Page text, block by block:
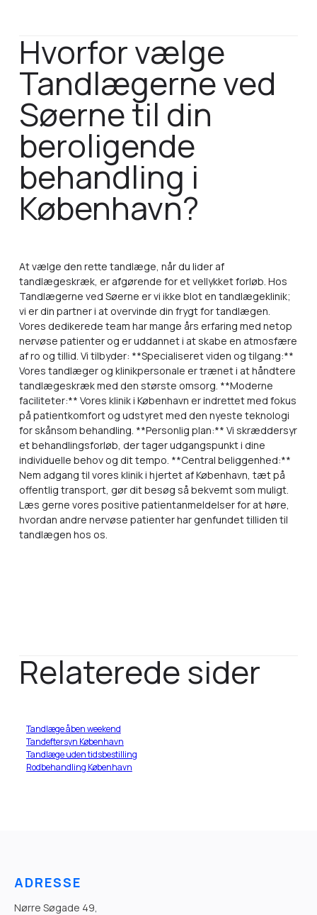
Hvorfor vælge
Tandlægerne ved
Søerne til din
beroligende
behandling i
København?
At vælge den rette tandlæge, når du lider af
tandlægeskræk, er afgørende for et vellykket forløb. Hos
Tandlægerne ved Søerne er vi ikke blot en tandlægeklinik;
vi er din partner i at overvinde din frygt for tandlægen.
Vores dedikerede team har mange års erfaring med netop
nervøse patienter og er uddannet i at skabe en atmosfære
af ro og tillid. Vi tilbyder: **Specialiseret viden og tilgang:**
Vores tandlæger og klinikpersonale er trænet i at håndtere
tandlægeskræk med den største omsorg. **Moderne
faciliteter:** Vores klinik i København er indrettet med fokus
på patientkomfort og udstyret med den nyeste teknologi
for skånsom behandling. **Personlig plan:** Vi skræddersyr
et behandlingsforløb, der tager udgangspunkt i dine
individuelle behov og dit tempo. **Central beliggenhed:**
Nem adgang til vores klinik i hjertet af København, tæt på
offentlig transport, gør dit besøg så bekvemt som muligt.
Læs gerne vores positive patientanmeldelser for at høre,
hvordan andre nervøse patienter har genfundet tilliden til
tandlægen hos os.
Relaterede sider
Tandlæge åben weekend
Tandeftersyn København
Tandlæge uden tidsbestilling
Rodbehandling København
ADRESSE
Nørre Søgade 49,